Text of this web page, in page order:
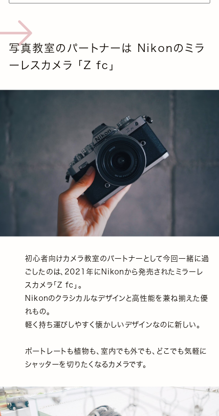
写真教室のパートナーは Nikonのミラ
ーレスカメラ 「Z fc」
初心者向けカメラ教室のパートナーとして今回一緒に過
ごしたのは、2021年にNikonから発売されたミラーレ
スカメラ「Z fc」。
Nikonのクラシカルなデザインと高性能を兼ね揃えた優
れもの。
軽く持ち運びしやすく懐かしいデザインなのに新しい。
ポートレートも植物も、室内でも外でも、どこでも気軽に
シャッターを切りたくなるカメラです。